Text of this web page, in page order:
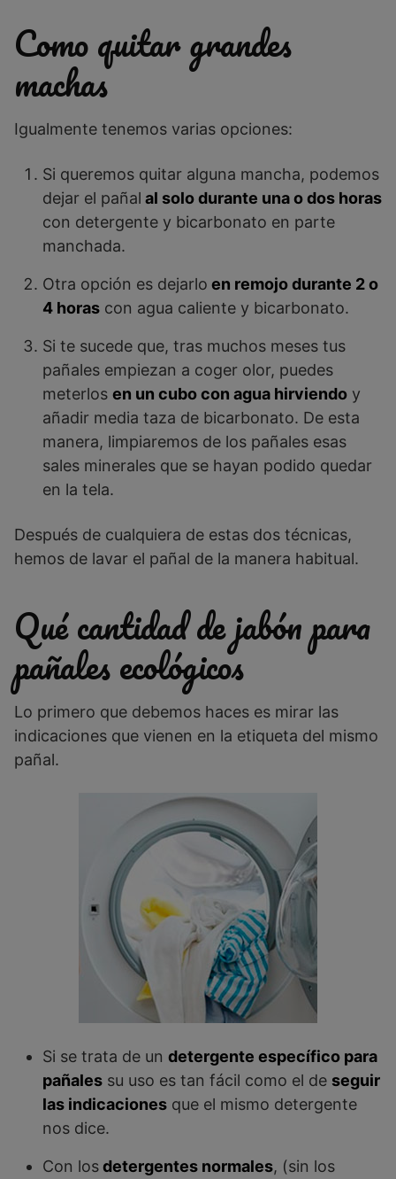
Como quitar grandes
machas
Igualmente tenemos varias opciones:
Si queremos quitar alguna mancha, podemos
dejar el pañal al solo durante una o dos horas
con detergente y bicarbonato en parte
manchada.
Otra opción es dejarlo en remojo durante 2 o
4 horas con agua caliente y bicarbonato.
Si te sucede que, tras muchos meses tus
pañales empiezan a coger olor, puedes
meterlos en un cubo con agua hirviendo y
añadir media taza de bicarbonato. De esta
manera, limpiaremos de los pañales esas
sales minerales que se hayan podido quedar
en la tela.
Después de cualquiera de estas dos técnicas,
hemos de lavar el pañal de la manera habitual.
Qué cantidad de jabón para
pañales ecológicos
Lo primero que debemos haces es mirar las
indicaciones que vienen en la etiqueta del mismo
pañal.
Si se trata de un detergente específico para
pañales su uso es tan fácil como el de seguir
las indicaciones que el mismo detergente
nos dice.
Con losdetergentes normales, (sin los